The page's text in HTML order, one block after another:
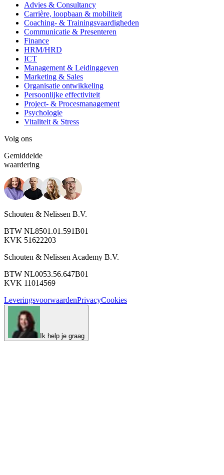
Advies & Consultancy
Carrière, loopbaan & mobiliteit
Coaching- & Trainingsvaardigheden
Communicatie & Presenteren
Finance
HRM/HRD
ICT
Management & Leidinggeven
Marketing & Sales
Organisatie ontwikkeling
Persoonlijke effectiviteit
Project- & Procesmanagement
Psychologie
Vitaliteit & Stress
Volg ons
Gemiddelde
waardering
Schouten & Nelissen B.V.
BTW NL8501.01.591B01
KVK 51622203
Schouten & Nelissen Academy B.V.
BTW NL0053.56.647B01
KVK 11014569
LeveringsvoorwaardenPrivacyCookies
Ik help je graag